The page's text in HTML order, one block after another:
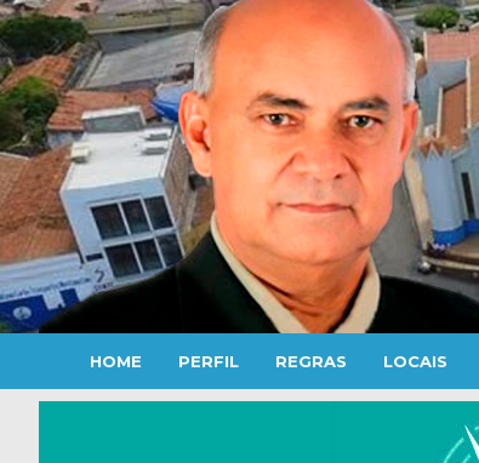
HOME PERFIL REGRAS LOCAIS